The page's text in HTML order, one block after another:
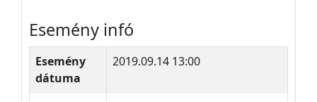
Esemény infó
Esemény
dátuma
2019.09.14 13:00